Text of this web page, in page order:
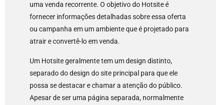
uma venda recorrente. O objetivo do Hotsite é
fornecer informações detalhadas sobre essa oferta
ou campanha em um ambiente que é projetado para
atrair e convertê-lo em venda.
Um Hotsite geralmente tem um design distinto,
separado do design do site principal para que ele
possa se destacar e chamar a atenção do público.
Apesar de ser uma página separada, normalmente